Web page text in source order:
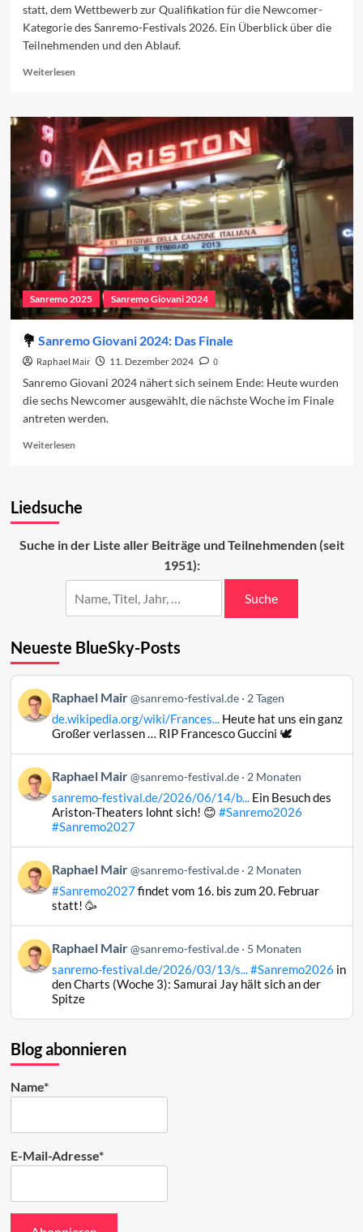
statt, dem Wettbewerb zur Qualifikation für die Newcomer-
Kategorie des Sanremo-Festivals 2026. Ein Überblick über die
Teilnehmenden und den Ablauf.
WeiterlesenRead
Vorschau
auf
Newcomer-
Finale
2025
Sanremo 2025 Sanremo Giovani 2024
Sanremo Giovani 2024: Das Finale
Raphael Mair 11. Dezember 2024
0
Sanremo Giovani 2024 nähert sich seinem Ende: Heute wurden
die sechs Newcomer ausgewählt, die nächste Woche im Finale
antreten werden.
WeiterlesenRead
Giovani
Finale
Liedsuche
Suche in der Liste aller Beiträge und Teilnehmenden (seit
1951):
Suche
Neueste BlueSky-Posts
Beitrag
von
Raphael
Bluesky
ansehen
Raphael Mair @sanremo-festival.de 2 Tagen
de.wikipedia.org/wiki/Frances...Heute hat uns ein ganz
Großer verlassen … RIP Francesco Guccini 🕊️
Beitrag
von
Raphael
ansehen
Raphael Mair @sanremo-festival.de 2 Monaten
sanremo-festival.de/2026/06/14/b...Ein Besuch des
Ariston-Theaters lohnt sich! 😊 #Sanremo2026
#Sanremo2027
Beitrag
von
Raphael
Bluesky
ansehen
Raphael Mair @sanremo-festival.de 2 Monaten
#Sanremo2027findet vom 16. bis zum 20. Februar
statt! 🥳
Beitrag
von
Raphael
ansehen
Raphael Mair @sanremo-festival.de 5 Monaten
sanremo-festival.de/2026/03/13/s...#Sanremo2026 in
den Charts (Woche 3): Samurai Jay hält sich an der
Spitze
Blog abonnieren
Name*
E-Mail-Adresse*